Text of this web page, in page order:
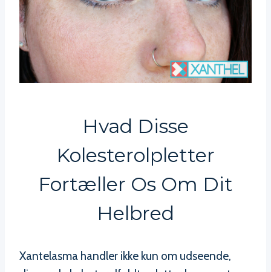
Hvad Disse
Kolesterolpletter
Fortæller Os Om Dit
Helbred
Xantelasma handler ikke kun om udseende,